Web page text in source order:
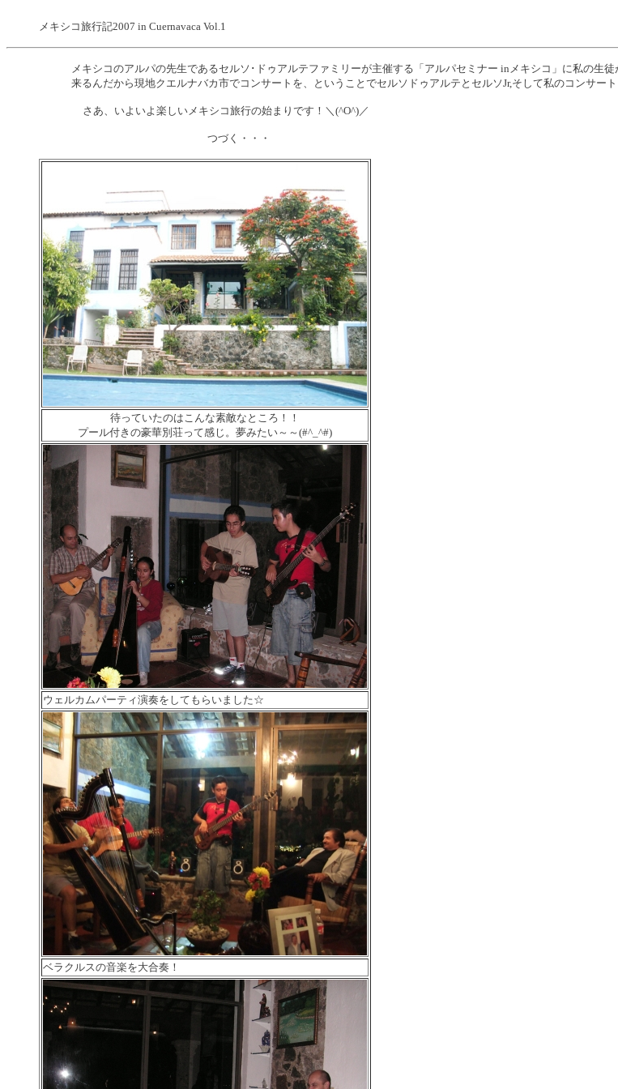
メキシコ旅行記2007 in Cuernavaca Vol.1
メキシコのアルパの先生であるセルソ･ドゥアルテファミリーが主催する「アルパセミナー inメキシコ」に私の生
来るんだから現地クエルナバカ市でコンサートを、ということでセルソドゥアルテとセルソJr,そして私のコンサート
さあ、いよいよ楽しいメキシコ旅行の始まりです！＼(^O^)／
つづく・・・
待っていたのはこんな素敵なところ！！
プール付きの豪華別荘って感じ。夢みたい～～(#^_^#)
ウェルカムパーティ演奏をしてもらいました☆
ベラクルスの音楽を大合奏！